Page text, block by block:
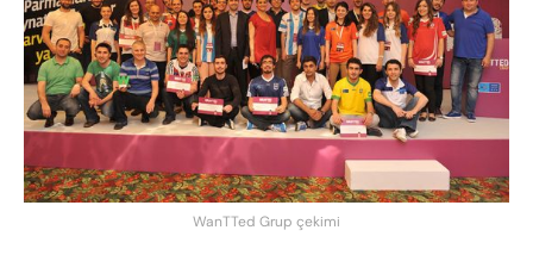
WanTTed Grup çekimi